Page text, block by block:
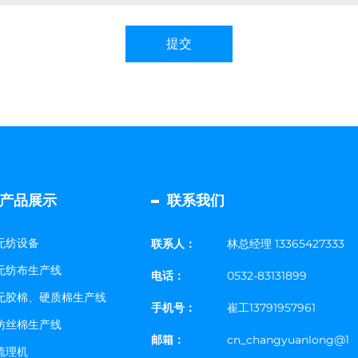
提交
产品展示
纺设备
纺布生产线
胶棉、硬质棉生产线
丝棉生产线
理机
联系我们
联系人： 林总经理 13365427333
电话： 0532-83131899
手机号： 崔工13791957961
邮箱：
cn_changyuanlong@1